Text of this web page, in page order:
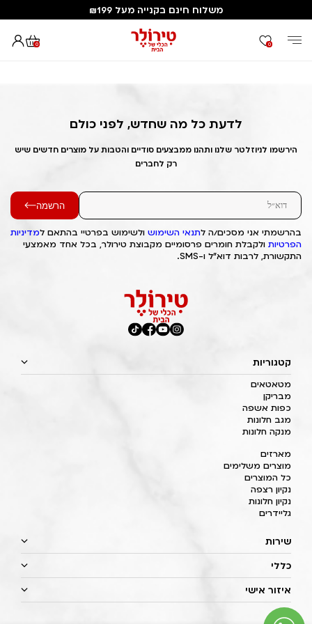
משלוח חינם בקנייה מעל ₪199
0 0
דף הבית Out of Stock Alert 2025/03/23 1742709397
לדעת כל מה שחדש, לפני כולם
הירשמו לניוזלטר שלנו ותהנו ממבצעים סודיים והטבות על מוצרים חדשים שיש
רק לחברים
הרשמה
בהרשמתי אני מסכים/ה לתנאי השימוש ולשימוש בפרטיי בהתאם למדיניות
הפרטיות ולקבלת חומרים פרסומיים מקבוצת טירולר, בכל אחד מאמצעי
התקשורת, לרבות דוא"ל ו-SMS.
קטגוריות
מטאטאים
מבריקן
כפות אשפה
מגב חלונות
מנקה חלונות
מארזים
מוצרים משלימים
כל המוצרים
נקיון רצפה
נקיון חלונות
גליידרים
שירות
כללי
איזור אישי